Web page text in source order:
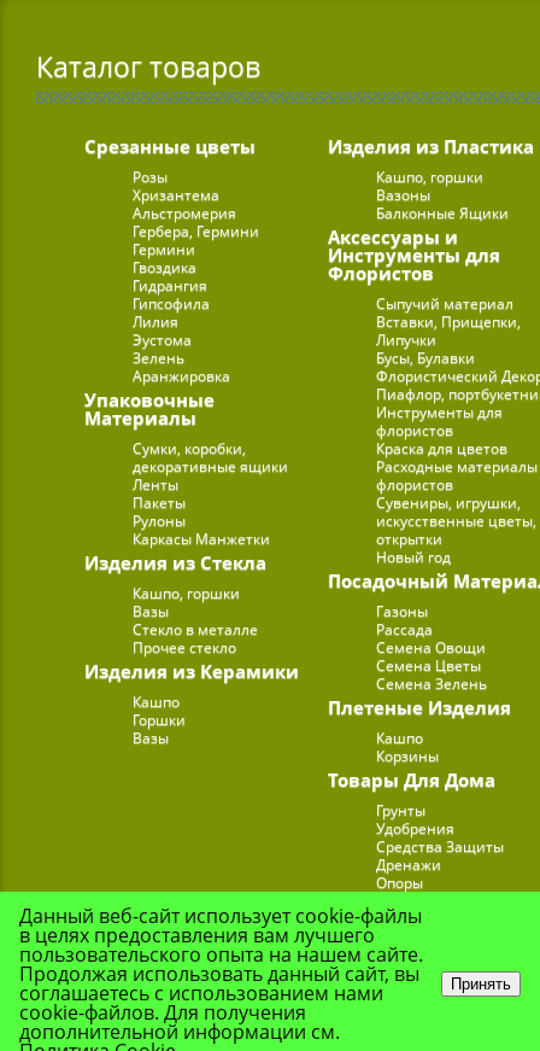
Каталог товаров
Срезанные цветы
Розы
Хризантема
Альстромерия
Гербера, Гермини
Гермини
Гвоздика
Гидрангия
Гипсофила
Лилия
Эустома
Зелень
Аранжировка
Упаковочные
Материалы
Сумки, коробки,
декоративные ящики
Ленты
Пакеты
Рулоны
Каркасы Манжетки
Изделия из Стекла
Кашпо, горшки
Вазы
Стекло в металле
Прочее стекло
Изделия из Керамики
Кашпо
Горшки
Вазы
Изделия из Пластика
Кашпо, горшки
Вазоны
Балконные Ящики
Аксессуары и
Инструменты для
Флористов
Сыпучий материал
Вставки, Прищепки,
Липучки
Бусы, Булавки
Флористический
Пиафлор,
Инструменты для
флористов
Краска для цветов
Расходные
флористов
Сувениры, игрушки,
искусственные цветы,
открытки
Новый год
Посадочный
Газоны
Рассада
Семена Овощи
Семена Цветы
Семена Зелень
Плетеные Изделия
Кашпо
Корзины
Товары Для Дома
Грунты
Удобрения
Средства Защиты
Дренажи
Опоры
Подставки для Цветов
Данный веб-сайт использует cookie-файлы
в целях предоставления вам лучшего
пользовательского опыта на нашем сайте.
Продолжая использовать данный сайт, вы
соглашаетесь с использованием нами
cookie-файлов. Для получения
дополнительной информации см.
Принять